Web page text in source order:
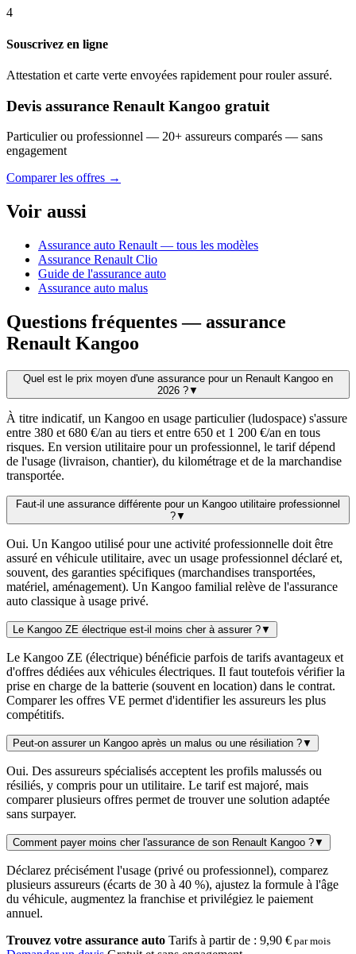
4
Souscrivez en ligne
Attestation et carte verte envoyées rapidement pour rouler assuré.
Devis assurance Renault Kangoo gratuit
Particulier ou professionnel — 20+ assureurs comparés — sans
engagement
Comparer les offres →
Voir aussi
Assurance auto Renault — tous les modèles
Assurance Renault Clio
Guide de l'assurance auto
Assurance auto malus
Questions fréquentes — assurance
Renault Kangoo
Quel est le prix moyen d'une assurance pour un Renault Kangoo en
2026 ?▼
À titre indicatif, un Kangoo en usage particulier (ludospace) s'assure
entre 380 et 680 €/an au tiers et entre 650 et 1 200 €/an en tous
risques. En version utilitaire pour un professionnel, le tarif dépend
de l'usage (livraison, chantier), du kilométrage et de la marchandise
transportée.
Faut-il une assurance différente pour un Kangoo utilitaire professionnel
?▼
Oui. Un Kangoo utilisé pour une activité professionnelle doit être
assuré en véhicule utilitaire, avec un usage professionnel déclaré et,
souvent, des garanties spécifiques (marchandises transportées,
matériel, aménagement). Un Kangoo familial relève de l'assurance
auto classique à usage privé.
Le Kangoo ZE électrique est-il moins cher à assurer ?▼
Le Kangoo ZE (électrique) bénéficie parfois de tarifs avantageux et
d'offres dédiées aux véhicules électriques. Il faut toutefois vérifier la
prise en charge de la batterie (souvent en location) dans le contrat.
Comparer les offres VE permet d'identifier les assureurs les plus
compétitifs.
Peut-on assurer un Kangoo après un malus ou une résiliation ?▼
Oui. Des assureurs spécialisés acceptent les profils malussés ou
résiliés, y compris pour un utilitaire. Le tarif est majoré, mais
comparer plusieurs offres permet de trouver une solution adaptée
sans surpayer.
Comment payer moins cher l'assurance de son Renault Kangoo ?▼
Déclarez précisément l'usage (privé ou professionnel), comparez
plusieurs assureurs (écarts de 30 à 40 %), ajustez la formule à l'âge
du véhicule, augmentez la franchise et privilégiez le paiement
annuel.
Trouvez votre assurance auto Tarifs à partir de : 9,90 € par mois